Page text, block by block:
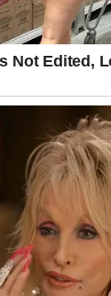
godina za
koji su ih
pa čak i
dokazuju
pred nove
situacije koje
biti: